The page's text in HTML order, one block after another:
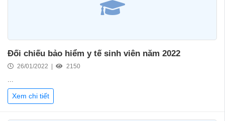
Đối chiếu bảo hiểm y tế sinh viên năm 2022
26/01/2022 | 2150
...
Xem chi tiết